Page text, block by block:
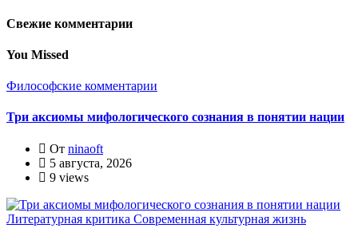
Свежие комментарии
You Missed
Философские комментарии
Три аксиомы мифологического сознания в понятии нации
От ninaoft
5 августа, 2026
9 views
Литературная критика Современная культурная жизнь